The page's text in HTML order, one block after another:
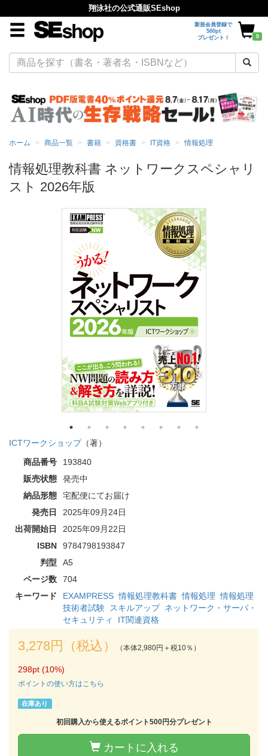
翔泳社の公式通販SEshop
新規会員登録で
500pt
プレゼント！
0
ホーム 商品一覧 書籍 資格書 IT資格 情報処理
情報処理教科書 ネットワークスペシャリ
スト 2026年版
ICTワークショップ（著）
商品番号
193840
販売状態
発売中
納品形態
宅配便にてお届け
発売日
2025年09月24日
出荷開始日
2025年09月22日
ISBN
9784798193847
判型
A5
ページ数
704
キーワード
EXAMPRESS 情報処理教科書 情報処理 情報処理
技術者試験
スキルアップ ネットワーク・サーバ・
セキュリティ
IT関連資格
3,278円（税込） （本体2,980円＋税10％）
298pt (10%)
ポイントの使い方はこちら
在庫あり
初回購入から使えるポイント500円分プレゼント
カートに入れる